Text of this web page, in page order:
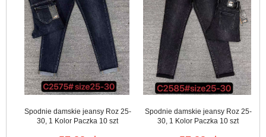
Spodnie damskie jeansy Roz 25-
30, 1 Kolor Paczka 10 szt
Spodnie damskie jeansy Roz 25-
30, 1 Kolor Paczka 10 szt